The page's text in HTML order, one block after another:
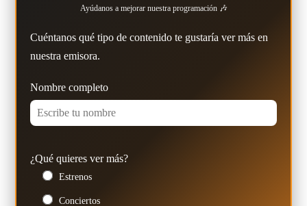
Ayúdanos a mejorar nuestra programación 🎶
Cuéntanos qué tipo de contenido te gustaría ver más en
nuestra emisora.
Nombre completo
¿Qué quieres ver más?
Estrenos
Conciertos